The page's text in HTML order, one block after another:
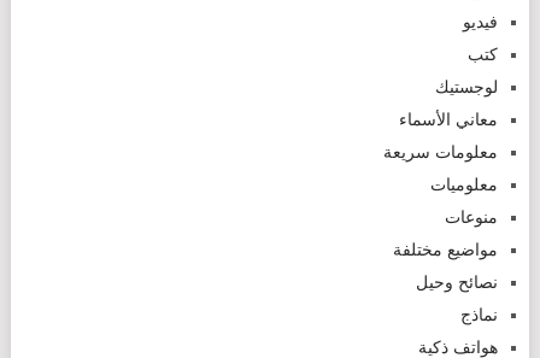
فيديو
كتب
لوجستيك
معاني الأسماء
معلومات سريعة
معلوميات
منوعات
مواضيع مختلفة
نصائح وحيل
نماذج
هواتف ذكية